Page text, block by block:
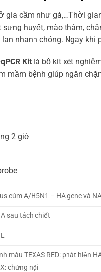
gia cầm như gà,…Thời
huyết, mào thâm,
nhanh chóng. Ngay
Kit là bộ kit xét
mầm bệnh giúp ngăn
2 giờ
cúm A/H5N1 – HA gene và
sau tách chiết
màu TEXAS RED: phát hiện
chứng nội